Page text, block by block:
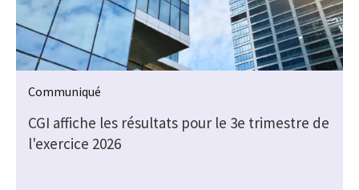
Communiqué
CGI affiche les résultats pour le 3e trimestre de
l'exercice 2026